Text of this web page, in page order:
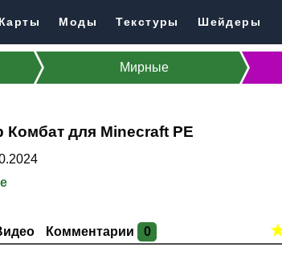
Карты Моды Текстуры Шейдеры
Мирные
Комбат для Minecraft PE
Комментарии 0